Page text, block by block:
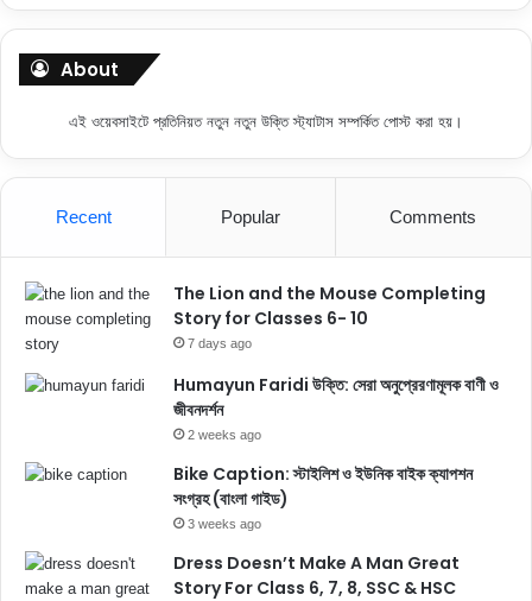
About
এই ওয়েবসাইটে প্রতিনিয়ত নতুন নতুন উক্তি স্ট্যাটাস সম্পর্কিত পোস্ট করা হয়।
Recent Popular Comments
The Lion and the Mouse Completing
Story for Classes 6- 10
7 days ago
Humayun Faridi উক্তি: সেরা অনুপ্রেরণামূলক বাণী ও
জীবনদর্শন
2 weeks ago
Bike Caption: স্টাইলিশ ও ইউনিক বাইক ক্যাপশন
সংগ্রহ (বাংলা গাইড)
3 weeks ago
Dress Doesn’t Make A Man Great
Story For Class 6, 7, 8, SSC & HSC